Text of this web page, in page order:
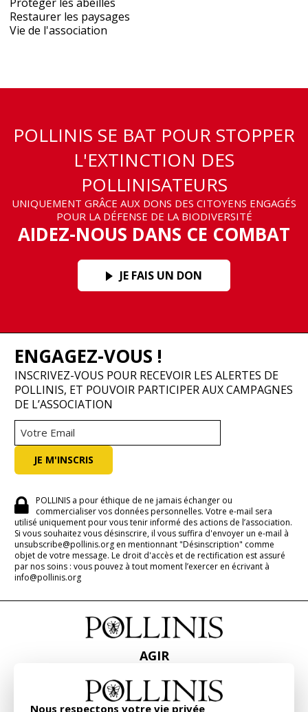
Restaurer les paysages
Vie de l'association
POLLINIS SE BAT POUR STOPPER
L'EXTINCTION DES
POLLINISATEURS
UNIQUEMENT GRÂCE AUX DONS DES CITOYENS ENGAGÉS
POUR LA DÉFENSE DE LA BIODIVERSITÉ
AIDEZ-NOUS DANS CE COMBAT
JE FAIS UN DON
ENGAGEZ-VOUS !
INSCRIVEZ-VOUS POUR RECEVOIR LES ALERTES DE
POLLINIS, ET POUVOIR PARTICIPER AUX CAMPAGNES
DE L’ASSOCIATION
POLLINIS a pour éthique de ne jamais échanger ou
commercialiser vos données personnelles. Votre e-mail sera
utilisé uniquement pour vous tenir informé des actions de l’association.
Si vous souhaitez vous désinscrire, il vous suffira d'envoyer un e-mail à
unsubscribe@pollinis.org en mentionnant "Désinscription" comme
objet de votre message. Le droit d'accès et de rectification est assuré
par nos soins : vous pouvez à tout moment l’exercer en écrivant à
info@pollinis.org
AGIR
CONTACT
PRESSE
Nous respectons votre vie privée